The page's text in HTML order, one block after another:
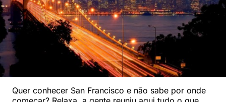
Quer conhecer San Francisco e não sabe por onde